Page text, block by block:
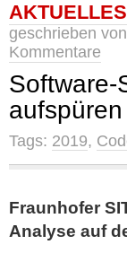
AKTUELLES
geschrieben von
Kommentare
Software-
aufspüren
Tags: 2019,
Fraunhofer
Analyse auf